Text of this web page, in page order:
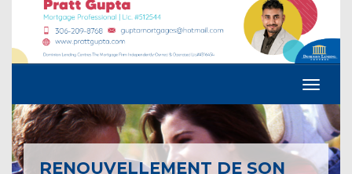
RENOUVELLEMENT DE SON